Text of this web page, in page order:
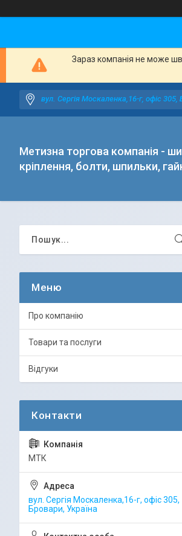
Зараз компанія не може
вул. Сергія Москаленка,16-г, офіс 305,
Метизна торгова компанія -
кріплення, болти, шпильки,
Про компанію
Товари та послуги
Відгуки
МТК
вул. Сергія Москаленка,16-г, офіс 305,
Бровари, Україна